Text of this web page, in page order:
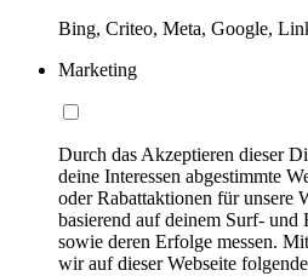
Bing, Criteo, Meta, Google,
Marketing
Durch das Akzeptieren dieser
deine Interessen abgestimmte
oder Rabattaktionen für unsere
basierend auf deinem Surf- und
sowie deren Erfolge messen.
wir auf dieser Webseite